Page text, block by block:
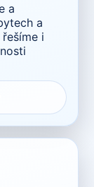
a
a
i